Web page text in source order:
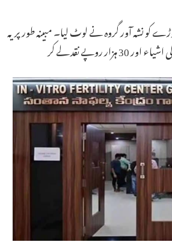
کو نشہ آور گروہ نے لوٹ لیا۔ مبینہ طور پر یہ